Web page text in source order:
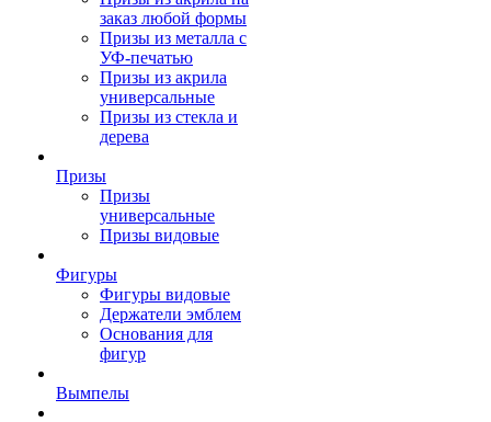
заказ любой формы
Призы из металла с
УФ-печатью
Призы из акрила
универсальные
Призы из стекла и
дерева
Призы
Призы
универсальные
Призы видовые
Фигуры
Фигуры видовые
Держатели эмблем
Основания для
фигур
Вымпелы